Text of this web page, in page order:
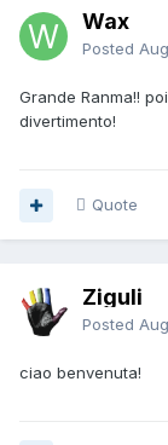
Wax
Posted
Grande Ranma!!
divertimento!
Quote
Ziguli
Posted
ciao benvenuta!